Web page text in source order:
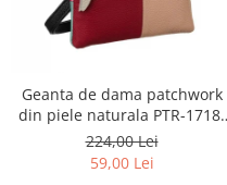
Geanta de dama patchwork
din piele naturala PTR-1718-
SKL-6922 MULTI
224,00 Lei
59,00 Lei